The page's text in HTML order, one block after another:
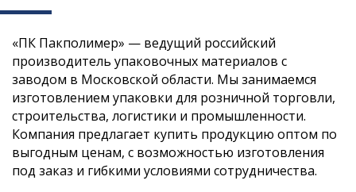
«ПК Пакполимер» — ведущий российский
производитель упаковочных материалов с
заводом в Московской области. Мы занимаемся
изготовлением упаковки для розничной торговли,
строительства, логистики и промышленности.
Компания предлагает купить продукцию оптом по
выгодным ценам, с возможностью изготовления
под заказ и гибкими условиями сотрудничества.